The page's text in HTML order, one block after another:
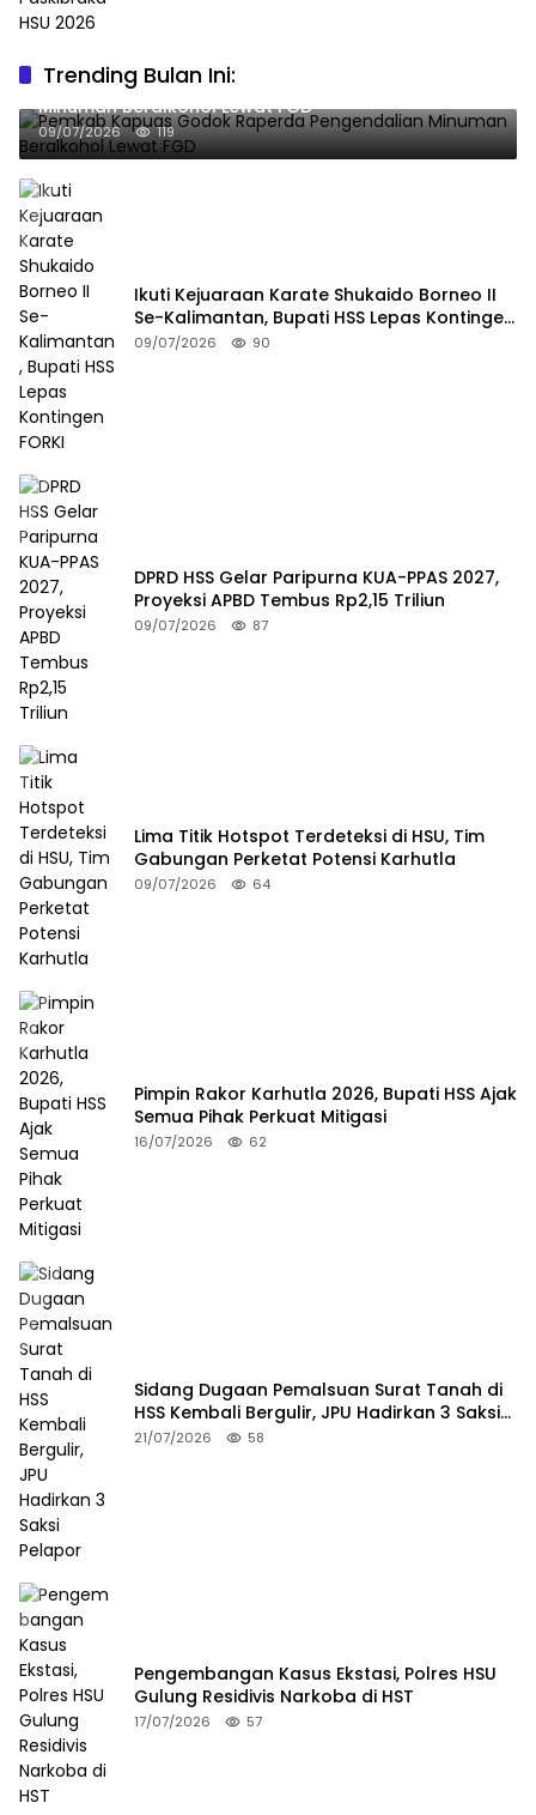
Trending Bulan Ini:
Pemkab Kapuas Godok Raperda Pengendalian
Minuman Beralkohol Lewat FGD
09/07/2026 119
Ikuti Kejuaraan Karate Shukaido Borneo II
Se-Kalimantan, Bupati HSS Lepas Kontingen
FORKI
09/07/2026 90
DPRD HSS Gelar Paripurna KUA-PPAS 2027,
Proyeksi APBD Tembus Rp2,15 Triliun
09/07/2026 87
Lima Titik Hotspot Terdeteksi di HSU, Tim
Gabungan Perketat Potensi Karhutla
09/07/2026 64
Pimpin Rakor Karhutla 2026, Bupati HSS Ajak
Semua Pihak Perkuat Mitigasi
16/07/2026 62
Sidang Dugaan Pemalsuan Surat Tanah di
HSS Kembali Bergulir, JPU Hadirkan 3 Saksi
Pelapor
21/07/2026 58
Pengembangan Kasus Ekstasi, Polres HSU
Gulung Residivis Narkoba di HST
17/07/2026 57